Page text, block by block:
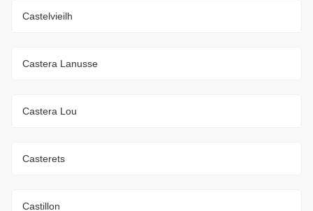
Castelvieilh
Castera Lanusse
Castera Lou
Casterets
Castillon